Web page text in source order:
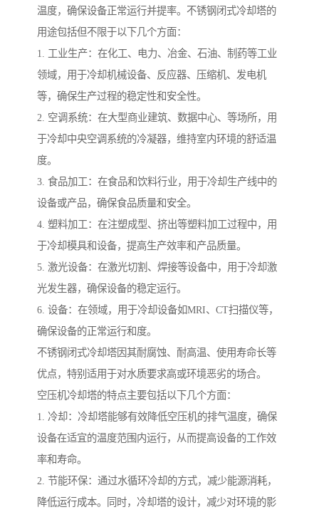
温度，确保设备正常运行并提率。不锈钢闭式冷却塔的
用途包括但不限于以下几个方面：
1. 工业生产：在化工、电力、冶金、石油、制药等工业
领域，用于冷却机械设备、反应器、压缩机、发电机
等，确保生产过程的稳定性和安全性。
2. 空调系统：在大型商业建筑、数据中心、等场所，用
于冷却中央空调系统的冷凝器，维持室内环境的舒适温
度。
3. 食品加工：在食品和饮料行业，用于冷却生产线中的
设备或产品，确保食品质量和安全。
4. 塑料加工：在注塑成型、挤出等塑料加工过程中，用
于冷却模具和设备，提高生产效率和产品质量。
5. 激光设备：在激光切割、焊接等设备中，用于冷却激
光发生器，确保设备的稳定运行。
6. 设备：在领域，用于冷却设备如MRI、CT扫描仪等，
确保设备的正常运行和度。
不锈钢闭式冷却塔因其耐腐蚀、耐高温、使用寿命长等
优点，特别适用于对水质要求高或环境恶劣的场合。
空压机冷却塔的特点主要包括以下几个方面：
1. 冷却：冷却塔能够有效降低空压机的排气温度，确保
设备在适宜的温度范围内运行，从而提高设备的工作效
率和寿命。
2. 节能环保：通过水循环冷却的方式，减少能源消耗，
降低运行成本。同时，冷却塔的设计，减少对环境的影